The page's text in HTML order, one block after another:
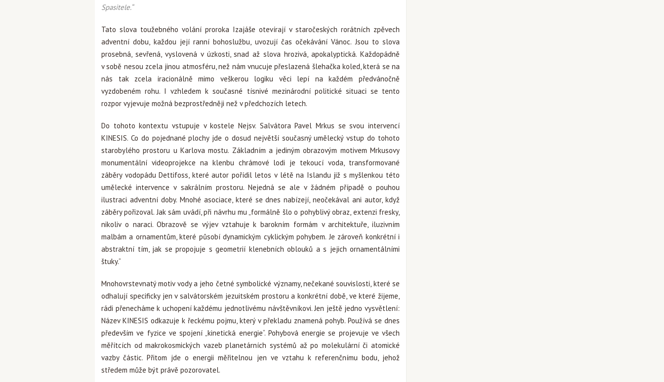
Spasitele.“
Tato slova toužebného volání proroka Izajáše otevírají v staročeských rorátních zpěvech
adventní dobu, každou její ranní bohoslužbu, uvozují čas očekávání Vánoc. Jsou to slova
prosebná, sevřená, vyslovená v úzkosti, snad až slova hrozivá, apokalyptická. Každopádně
v sobě nesou zcela jinou atmosféru, než nám vnucuje přeslazená šlehačka koled, která se na
nás tak zcela iracionálně mimo veškerou logiku věci lepí na každém předvánočně
vyzdobeném rohu. I vzhledem k současné tísnivé mezinárodní politické situaci se tento
rozpor vyjevuje možná bezprostředněji než v předchozích letech.
Do tohoto kontextu vstupuje v kostele Nejsv. Salvátora Pavel Mrkus se svou intervencí
KINESIS. Co do pojednané plochy jde o dosud největší současný umělecký vstup do tohoto
starobylého prostoru u Karlova mostu. Základním a jediným obrazovým motivem Mrkusovy
monumentální videoprojekce na klenbu chrámové lodi je tekoucí voda, transformované
záběry vodopádu Dettifoss, které autor pořídil letos v létě na Islandu již s myšlenkou této
umělecké intervence v sakrálním prostoru. Nejedná se ale v žádném případě o pouhou
ilustraci adventní doby. Mnohé asociace, které se dnes nabízejí, neočekával ani autor, když
záběry pořizoval. Jak sám uvádí, při návrhu mu „formálně šlo o pohyblivý obraz, extenzi fresky,
nikoliv o naraci. Obrazově se výjev vztahuje k barokním formám v architektuře, iluzivním
malbám a ornamentům, které působí dynamickým cyklickým pohybem. Je zároveň konkrétní i
abstraktní tím, jak se propojuje s geometrií klenebních oblouků a s jejich ornamentálními
štuky.“
Mnohovrstevnatý motiv vody a jeho četné symbolické významy, nečekané souvislosti, které se
odhalují specificky jen v salvátorském jezuitském prostoru a konkrétní době, ve které žijeme,
rádi přenecháme k uchopení každému jednotlivému návštěvníkovi. Jen ještě jedno vysvětlení:
Název KINESIS odkazuje k řeckému pojmu, který v překladu znamená pohyb. Používá se dnes
především ve fyzice ve spojení „kinetická energie“. Pohybová energie se projevuje ve všech
měřítcích od makrokosmických vazeb planetárních systémů až po molekulární či atomické
vazby částic. Přitom jde o energii měřitelnou jen ve vztahu k referenčnímu bodu, jehož
středem může být právě pozorovatel.